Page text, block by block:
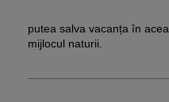
putea salva vacanța în
mijlocul naturii.